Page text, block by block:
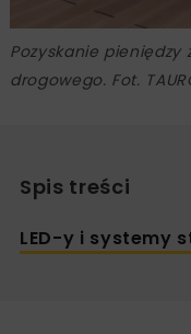
Pozyskanie pieniędzy
drogowego. Fot.
Spis treści
LED-y i systemy